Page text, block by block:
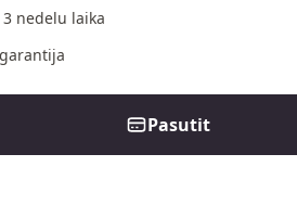
3 nedelu laika
Pasutit